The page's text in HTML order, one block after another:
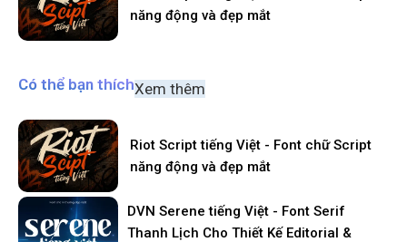
năng động và đẹp mắt
Có thể bạn thíchXem thêm
Riot Script tiếng Việt - Font chữ Script
năng động và đẹp mắt
DVN Serene tiếng Việt - Font Serif
Thanh Lịch Cho Thiết Kế Editorial &